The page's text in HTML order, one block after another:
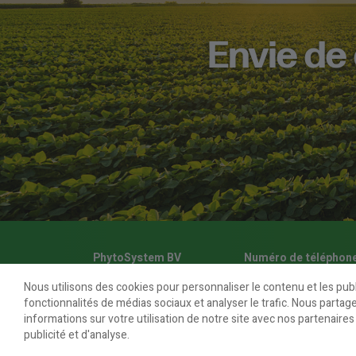
Nous utilisons des cookies pour personnaliser le contenu et les
fonctionnalités de médias sociaux et analyser le trafic. Nous
informations sur votre utilisation de notre site avec nos partenaires
publicité et d'analyse.
Envie
PhytoSystem BV
8501 Heule
Numéro de